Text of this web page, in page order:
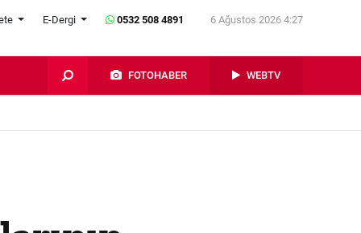
E-Dergi 0532 508 4891 6 Ağustos 2026 4:27
FOTOHABER WEBTV